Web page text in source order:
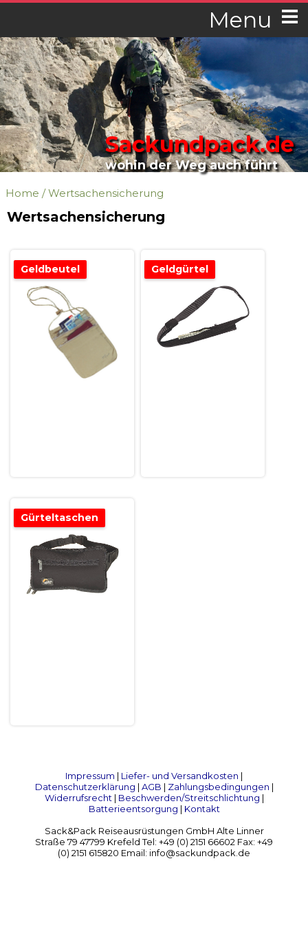
Menu
Sackundpack.de
wohin der Weg auch führt
Home /Wertsachensicherung
Wertsachensicherung
Geldbeutel Geldgürtel
Gürteltaschen
Impressum | Liefer- und Versandkosten |
Datenschutzerklärung | AGB | Zahlungsbedingungen |
Widerrufsrecht| Beschwerden/Streitschlichtung |
Batterieentsorgung | Kontakt
Sack&Pack Reiseausrüstungen GmbH Alte Linner
Straße 79 47799 Krefeld Tel: +49 (0) 2151 66602 Fax: +49
(0) 2151 615820 Email: info@sackundpack.de